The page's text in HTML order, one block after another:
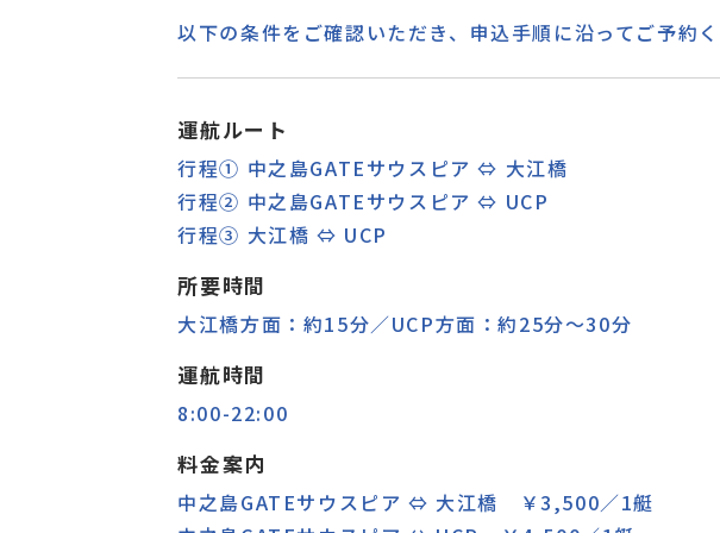
以下の条件をご確認いただき、申込手順に沿ってご予約く
運航ルート
行程① 中之島GATEサウスピア ⇔ 大江橋
行程② 中之島GATEサウスピア ⇔ UCP
行程③ 大江橋 ⇔ UCP
所要時間
大江橋方面：約15分／UCP方面：約25分～30分
運航時間
8:00-22:00
料金案内
中之島GATEサウスピア ⇔ 大江橋 ￥3,500／1艇